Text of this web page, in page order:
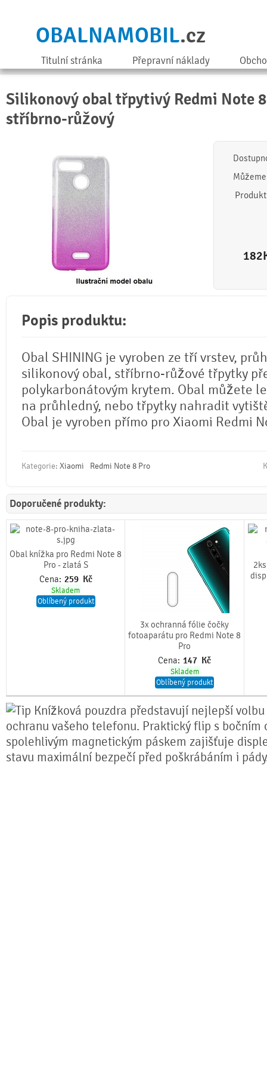
OBALNAMOBIL.cz
Titulní stránka Přepravní náklady
Silikonový obal třpytivý Redmi Note
stříbrno-růžový
182
Popis produktu:
Obal SHINING je vyroben ze tří vrstev,
silikonový obal, stříbrno-růžové třpytky
polykarbonátovým krytem. Obal můžete
na průhledný, nebo třpytky nahradit
Obal je vyroben přímo pro Xiaomi Redmi
Kategorie: Xiaomi Redmi Note 8 Pro
Doporučené produkty:
Obal knížka pro Redmi Note 8
Pro - zlatá S
Cena: 259 Kč
Skladem
Oblíbený produkt
3x ochranná fólie čočky
fotoaparátu pro Redmi Note 8
Pro
Cena: 147 Kč
Skladem
Oblíbený produkt
Knížková pouzdra představují nejlepší
ochranu vašeho telefonu. Praktický flip s bočním
spolehlivým magnetickým páskem zajišťuje
stavu maximální bezpečí před poškrábáním i